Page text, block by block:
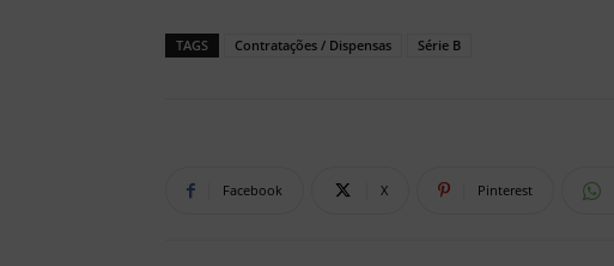
TAGS Contratações / Dispensas Série B
Facebook X Pinterest